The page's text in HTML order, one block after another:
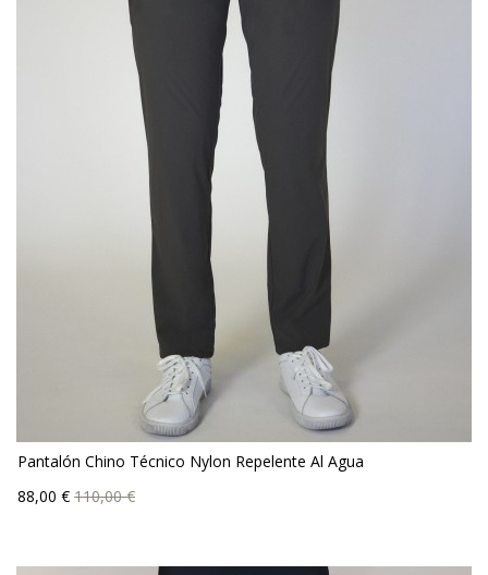
Pantalón Chino Técnico Nylon Repelente Al Agua
Precio
88,00 € Precio
base
110,00 €